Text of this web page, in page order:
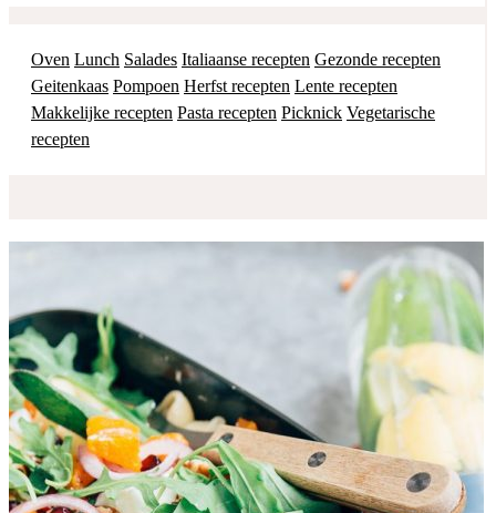
Oven Lunch Salades Italiaanse recepten Gezonde recepten
Geitenkaas Pompoen Herfst recepten Lente recepten
Makkelijke recepten Pasta recepten Picknick Vegetarische
recepten